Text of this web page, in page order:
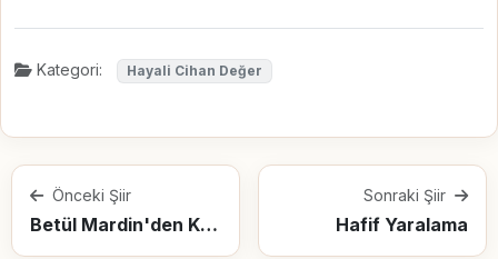
Kategori: Hayali Cihan Değer
Önceki Şiir
Betül Mardin'den Kadınlara Öğütler
Sonraki Şiir
Hafif Yaralama